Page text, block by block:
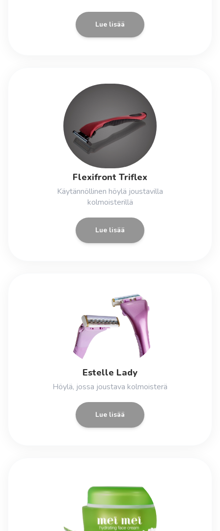
Lue lisää
Flexifront Triflex
Käytännöllinen höylä joustavilla
kolmoisterillä
Lue lisää
Estelle Lady
Höylä, jossa joustava kolmoisterä
Lue lisää